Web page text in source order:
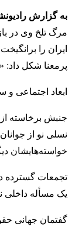
به گزارش
مرگ تلخ وی در
ایران را
پرمعنا شکل داد:
ابعاد اجتماعی
جنبش برخاسته
نسلی نو از
خواسته‌هایشان
تجمعات گسترده
یک مسأله داخلی
گفتمان جهانی